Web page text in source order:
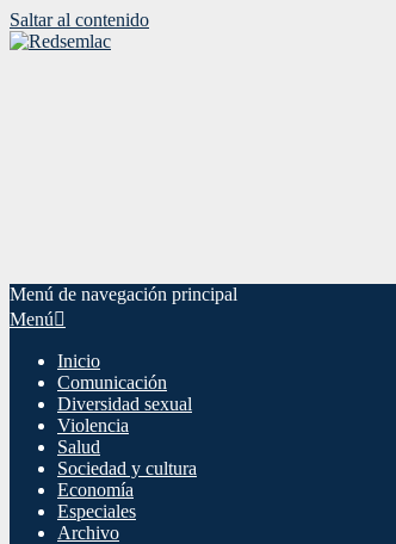
Saltar al contenido
Menú de navegación principal
Menú
Inicio
Comunicación
Diversidad sexual
Violencia
Salud
Sociedad y cultura
Economía
Especiales
Archivo